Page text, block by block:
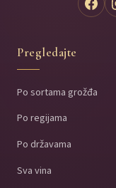
Pregledajte
Po sortama grožđa
Po regijama
Po državama
Sva vina